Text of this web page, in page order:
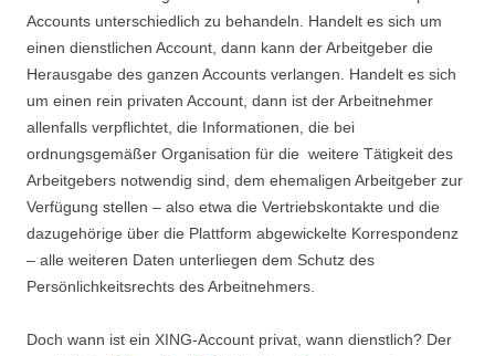
Accounts unterschiedlich zu behandeln. Handelt es sich um
einen dienstlichen Account, dann kann der Arbeitgeber die
Herausgabe des ganzen Accounts verlangen. Handelt es sich
um einen rein privaten Account, dann ist der Arbeitnehmer
allenfalls verpflichtet, die Informationen, die bei
ordnungsgemäßer Organisation für die weitere Tätigkeit des
Arbeitgebers notwendig sind, dem ehemaligen Arbeitgeber zur
Verfügung stellen – also etwa die Vertriebskontakte und die
dazugehörige über die Plattform abgewickelte Korrespondenz
– alle weiteren Daten unterliegen dem Schutz des
Persönlichkeitsrechts des Arbeitnehmers.
Doch wann ist ein XING-Account privat, wann dienstlich? Der